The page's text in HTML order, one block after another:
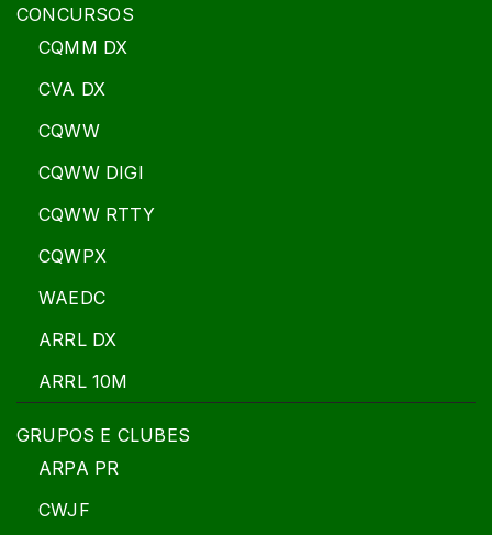
CONCURSOS
CQMM DX
CVA DX
CQWW
CQWW DIGI
CQWW RTTY
CQWPX
WAEDC
ARRL DX
ARRL 10M
GRUPOS E CLUBES
ARPA PR
CWJF